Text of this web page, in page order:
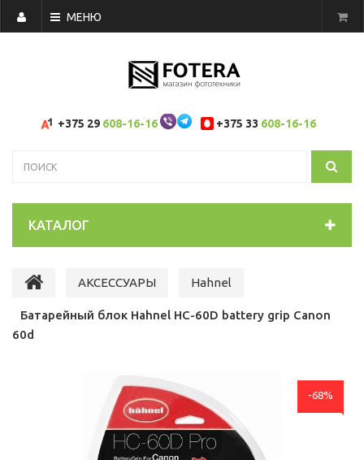
МЕНЮ
+375 29 608-16-16 +375 33 608-16-16
КАТАЛОГ
АКСЕССУАРЫ Hahnel
Батарейный блок Hahnel HC-60D battery grip Canon
60d
-68%